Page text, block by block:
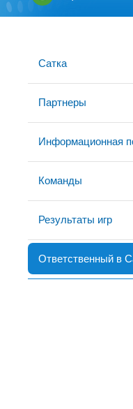
Сатка
Партнеры
Информационная
Команды
Результаты игр
Ответственный в